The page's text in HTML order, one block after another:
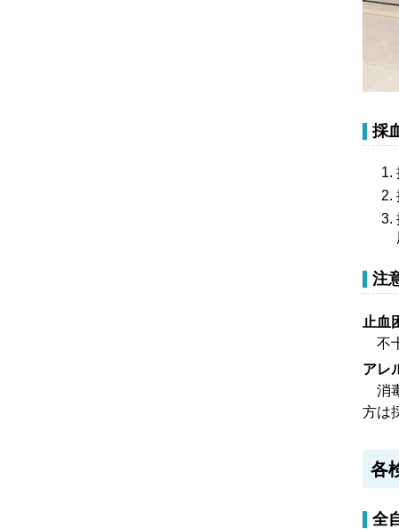
採
注
止血
不
アレ
消
方は
各
全